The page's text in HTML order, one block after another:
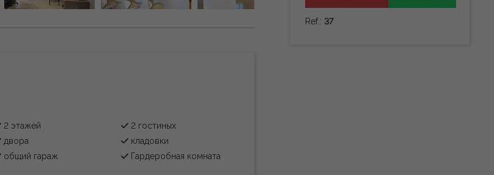
2 этажей
2 гостиных
двора
кладовки
общий гараж Гардеробная комната
Ref.: 37